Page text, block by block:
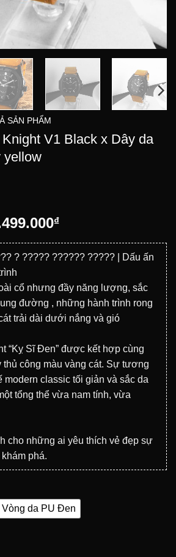
SẢN PHẨM
V1 Black x Dây da
yellow
₫Giá
tại
1.499.000₫.
? ????? ?????? ????? | Dấu ấn
cổ nhưng đầy năng lượng, sắc
đường , những hành trình rong
trải dài dưới nắng và gió
“Kỵ Sĩ Đen” được kết hợp cùng
thủ công màu vàng cát. Sự tương
modern classic tối giản và sắc da
tổng thể vừa nam tính, vừa
cho những ai yêu thích vẻ đẹp sự
phá.
Vòng da PU Đen
V1 Black x Dây da vàng cát sandy